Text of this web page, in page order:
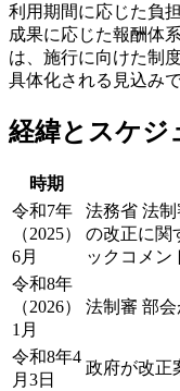
利用期間に応じた負
成果に応じた報酬体
は、施行に向けた制
具体化される見込みで
経緯とスケジ
時期
令和7年
（2025）
6月
法務省 法
の改正に関
ックコメン
令和8年
（2026）
1月
法制審 部会
令和8年4
月3日
政府が改正